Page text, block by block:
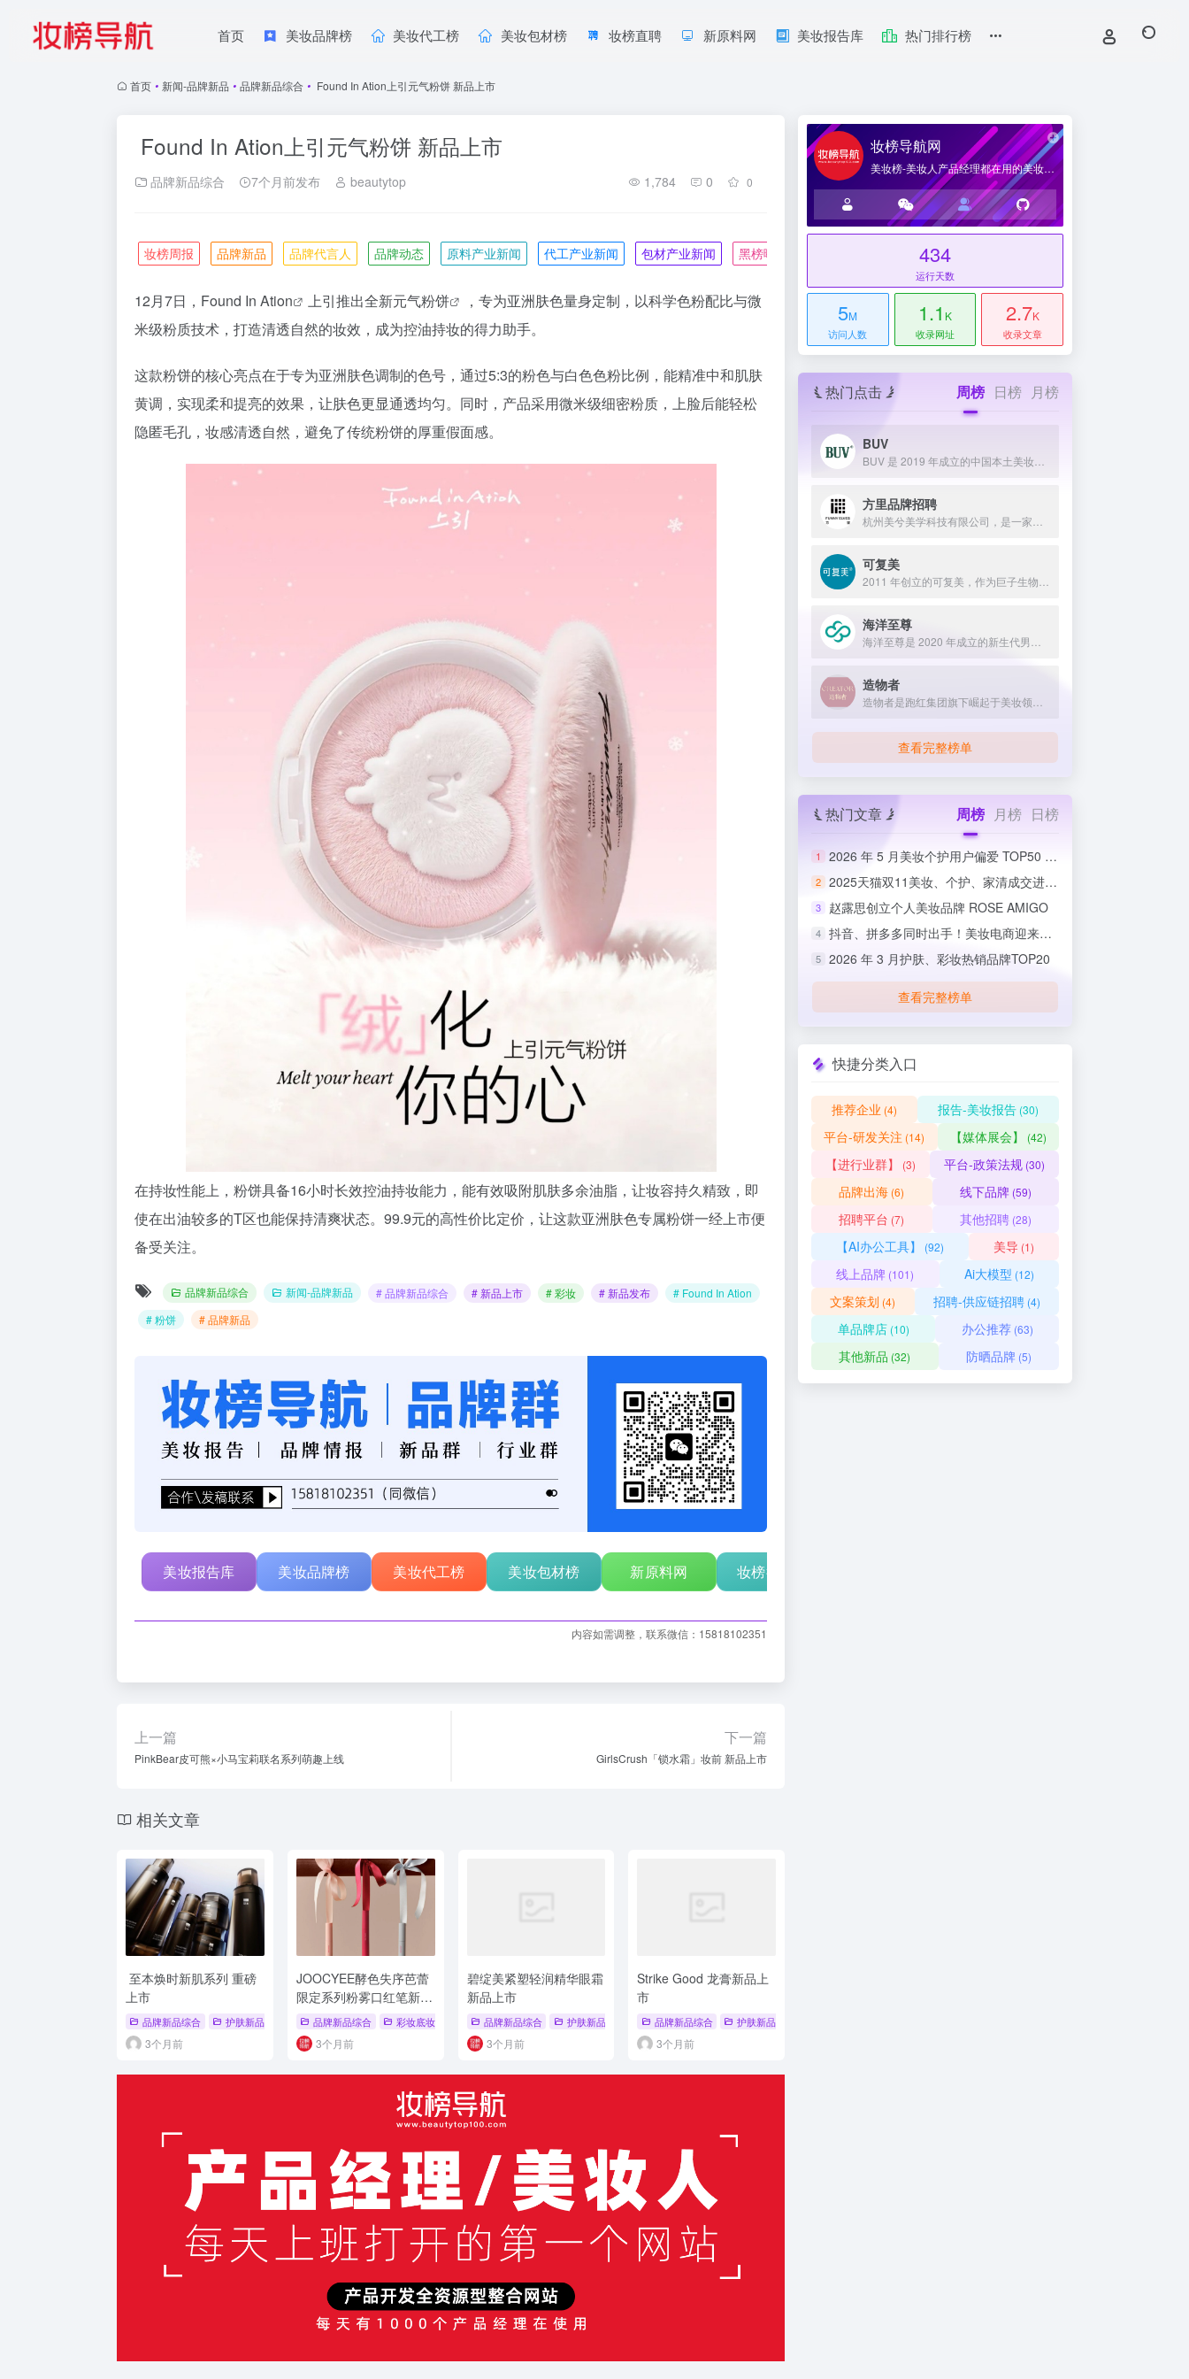
首页 美妆品牌榜 美妆代工榜 美妆包材榜 妆榜直聘 新原料网 美妆报告库 热门排行榜
首页 • 新闻-品牌新品 • 品牌新品综合 • Found In Ation上引元气粉饼 新品上市
Found In Ation上引元气粉饼 新品上市
品牌新品综合 7个月前发布 beautytop 1,784 0 0
妆榜周报 品牌新品 品牌代言人 品牌动态 原料产业新闻 代工产业新闻 包材产业新闻 黑榜曝光台
12月7日， Found In Ation 上引推出全新元气粉饼
，专为亚洲肤色量身定制，以科学色粉配比与微
米级粉质技术，打造清透自然的妆效，成为控油持妆的得力助手。
这款粉饼的核心亮点在于专为亚洲肤色调制的色号，通过5:3的粉色与白色色粉比例，能精准中和肌肤
黄调，实现柔和提亮的效果，让肤色更显通透均匀。同时，产品采用微米级细密粉质，上脸后能轻松
隐匿毛孔，妆感清透自然，避免了传统粉饼的厚重假面感。
在持妆性能上，粉饼具备16小时长效控油持妆能力，能有效吸附肌肤多余油脂，让妆容持久精致，即
使在出油较多的T区也能保持清爽状态。99.9元的高性价比定价，让这款亚洲肤色专属粉饼一经上市便
备受关注。
品牌新品综合 新闻-品牌新品 # 品牌新品综合 # 新品上市 # 彩妆 # 新品发布
# Found In Ation
# 粉饼
# 品牌新品
美妆报告库 美妆品牌榜 美妆代工榜 美妆包材榜 新原料网 妆榜行业招聘
内容如需调整，联系微信：15818102351
上一篇
PinkBear皮可熊×小马宝莉联名系列萌趣上线
下一篇
GirlsCrush「锁水霜」妆前 新品上市
相关文章
至本焕时新肌系列 重磅
上市
品牌新品综合 护肤新品 # 品牌系列新品 # 新品上市 # 品牌新品
3个月前
JOOCYEE酵色失序芭蕾
限定系列粉雾口红笔新品
上市品牌新品综合 彩妆底妆新品 # 唇膏 # 新品发布 # JOOCYEE
3个月前
碧绽美紧塑轻润精华眼霜
新品上市
品牌新品综合 护肤新品 # 碧绽美 # 品牌新品综合 # 护肤新品
3个月前
Strike Good 龙膏新品上
市
品牌新品综合 护肤新品
3个月前
妆榜导航网
美妆榜-美妆人产品经理都在用的美妆产业导航网站
434
运行天数
5M
访问人数
1.1 K
收录网址
2.7K
收录文章
热门点击 周榜 日榜 月榜
BUV
方里品牌招聘
可复美
海洋至尊
造物者
查看完整榜单
热门文章 周榜 月榜 日榜
1 2026 年 5 月美妆个护用户偏爱 TOP50 榜单出炉
2 2025天猫双11美妆、个护、家清成交进度排行榜
3 赵露思创立个人美妆品牌 ROSE AMIGO
4 抖音、拼多多同时出手！美妆电商迎来史上最严整治
5 2026 年 3 月护肤、彩妆热销品牌TOP20
查看完整榜单
快捷分类入口
推荐企业 (4) 报告-美妆报告 (30)
平台-研发关注 (14) 【媒体展会】 (42)
【进行业群】 (3) 平台-政策法规 (30)
品牌出海 (6) 线下品牌(59)
招聘平台 (7) 其他招聘(28)
【AI办公工具】 (92) 美导 (1)
线上品牌 (101) Ai大模型 (12)
文案策划 (4) 招聘-供应链招聘(4)
单品牌店(10) 办公推荐(63)
其他新品 (32) 防晒品牌 (5)